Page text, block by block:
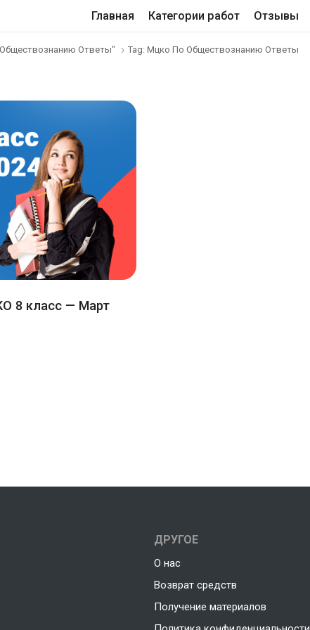
Главная Категории работ Отзывы
Ответы" Tag: Мцко По Обществознанию Ответы
8 класс — Март
ДРУГОЕ
О нас
Возврат средств
Получение материалов